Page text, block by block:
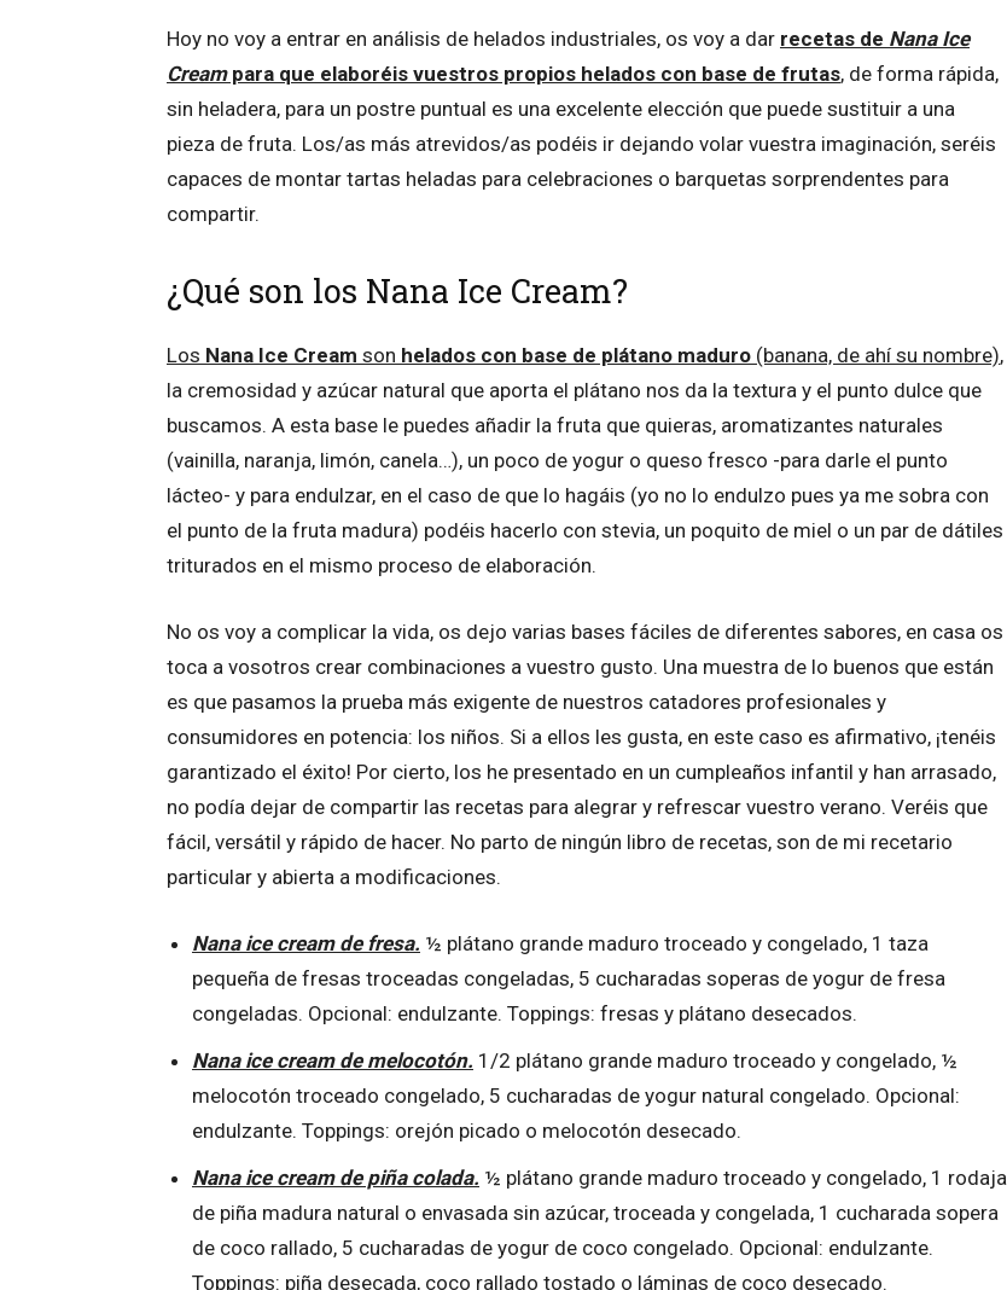
Hoy no voy a entrar en análisis de helados industriales, os voy a dar recetas de Nana Ice
Creampara que elaboréis vuestros propios helados con base de frutas, de forma rápida,
sin heladera, para un postre puntual es una excelente elección que puede sustituir a una
pieza de fruta. Los/as más atrevidos/as podéis ir dejando volar vuestra imaginación, seréis
capaces de montar tartas heladas para celebraciones o barquetas sorprendentes para
compartir.
¿Qué son los Nana Ice Cream?
Los Nana Ice Cream son helados con base de plátano maduro (banana, de ahí su nombre),
la cremosidad y azúcar natural que aporta el plátano nos da la textura y el punto dulce que
buscamos. A esta base le puedes añadir la fruta que quieras, aromatizantes naturales
(vainilla, naranja, limón, canela…), un poco de yogur o queso fresco -para darle el punto
lácteo- y para endulzar, en el caso de que lo hagáis (yo no lo endulzo pues ya me sobra con
el punto de la fruta madura) podéis hacerlo con stevia, un poquito de miel o un par de dátiles
triturados en el mismo proceso de elaboración.
No os voy a complicar la vida, os dejo varias bases fáciles de diferentes sabores, en casa os
toca a vosotros crear combinaciones a vuestro gusto. Una muestra de lo buenos que están
es que pasamos la prueba más exigente de nuestros catadores profesionales y
consumidores en potencia: los niños. Si a ellos les gusta, en este caso es afirmativo, ¡tenéis
garantizado el éxito! Por cierto, los he presentado en un cumpleaños infantil y han arrasado,
no podía dejar de compartir las recetas para alegrar y refrescar vuestro verano. Veréis que
fácil, versátil y rápido de hacer. No parto de ningún libro de recetas, son de mi recetario
particular y abierta a modificaciones.
Nana ice cream de fresa. ½ plátano grande maduro troceado y congelado, 1 taza
pequeña de fresas troceadas congeladas, 5 cucharadas soperas de yogur de fresa
congeladas. Opcional: endulzante. Toppings: fresas y plátano desecados.
Nana ice cream de melocotón. 1/2 plátano grande maduro troceado y congelado, ½
melocotón troceado congelado, 5 cucharadas de yogur natural congelado. Opcional:
endulzante. Toppings: orejón picado o melocotón desecado.
Nana ice cream de piña colada. ½ plátano grande maduro troceado y congelado, 1 rodaja
de piña madura natural o envasada sin azúcar, troceada y congelada, 1 cucharada sopera
de coco rallado, 5 cucharadas de yogur de coco congelado. Opcional: endulzante.
Toppings: piña desecada, coco rallado tostado o láminas de coco desecado.